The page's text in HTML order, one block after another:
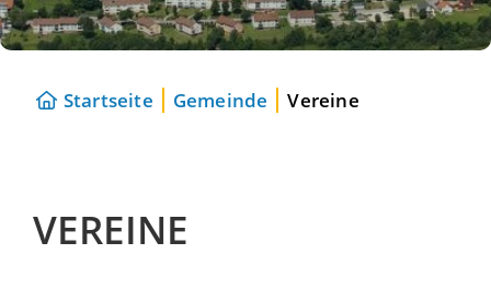
Startseite Gemeinde Vereine
VEREINE